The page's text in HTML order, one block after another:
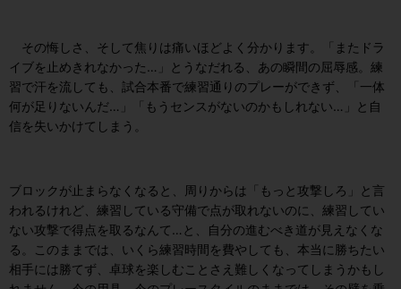
その悔しさ、そして焦りは痛いほどよく分かります。「またドラ
イブを止めきれなかった…」とうなだれる、あの瞬間の屈辱感。練
習で汗を流しても、試合本番で練習通りのプレーができず、「一体
何が足りないんだ…」「もうセンスがないのかもしれない…」と自
信を失いかけてしまう。
ブロックが止まらなくなると、周りからは「もっと攻撃しろ」と言
われるけれど、練習している守備で点が取れないのに、練習してい
ない攻撃で得点を取るなんて…と、自分の進むべき道が見えなくな
る。このままでは、いくら練習時間を費やしても、本当に勝ちたい
相手には勝てず、卓球を楽しむことさえ難しくなってしまうかもし